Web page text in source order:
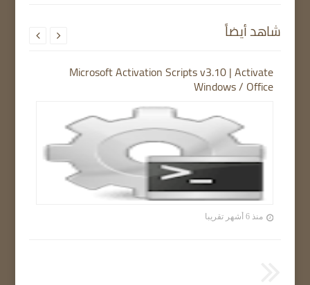
شاهد أيضاً
Microsoft Activation Scripts v3.10 | Activate
Windows / Office
منذ 6 أشهر تقريبا
 